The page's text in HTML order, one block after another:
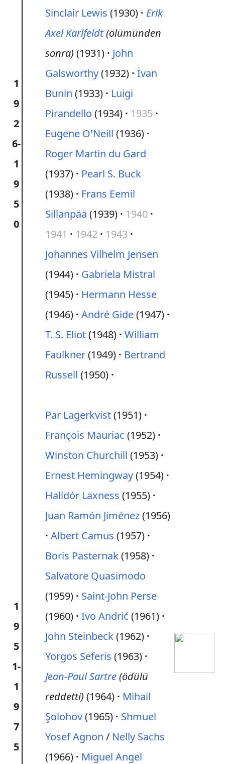
1
9
2
6-
1
9
5
0
Sinclair Lewis (1930)
Erik
Axel Karlfeldt(ölümünden
sonra) (1931)
John
Galsworthy(1932) İvan
Bunin (1933)
Luigi
Pirandello (1934)
1935
Eugene O'Neill (1936)
Roger Martin du Gard
(1937)
Pearl S. Buck
(1938)
Frans Eemil
Sillanpää (1939)
1940
1941
1942
1943
Johannes Vilhelm Jensen
(1944)
Gabriela Mistral
(1945)
Hermann Hesse
(1946) André Gide(1947)
T. S. Eliot(1948) William
Faulkner(1949)
Bertrand
Russell (1950)
1
9
5
1-
1
9
7
5
Pär Lagerkvist(1951)
François Mauriac (1952)
Winston Churchill (1953)
Ernest Hemingway(1954)
Halldór Laxness (1955)
Juan Ramón Jiménez(1956)
Albert Camus (1957)
Boris Pasternak(1958)
Salvatore Quasimodo
(1959)
Saint-John Perse
(1960) Ivo Andrić (1961)
John Steinbeck(1962)
Yorgos Seferis (1963)
Jean-Paul Sartre(ödülü
reddetti) (1964)
Mihail
Şolohov(1965)
Shmuel
Yosef Agnon / Nelly Sachs
(1966)
Miguel Angel